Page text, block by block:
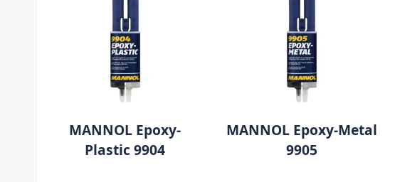
MANNOL Epoxy-
Plastic 9904
MANNOL Epoxy-Metal
9905